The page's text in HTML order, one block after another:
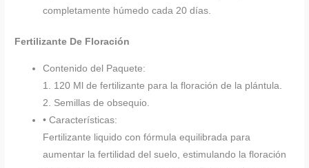
completamente húmedo cada 20 días.
Fertilizante De Floración
Contenido del Paquete:
1. 120 Ml de fertilizante para la floración de la plántula.
2. Semillas de obsequio.
• Características:
Fertilizante liquido con fórmula equilibrada para
aumentar la fertilidad del suelo, estimulando la floración